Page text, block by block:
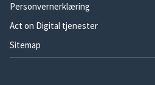
Personvernerklæring
Act on Digital tjenester
Sitemap